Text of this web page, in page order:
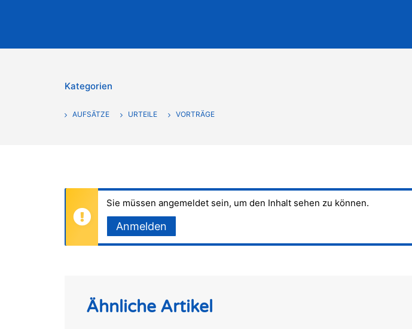
Kategorien
AUFSÄTZE URTEILE VORTRÄGE
Sie müssen angemeldet sein, um den Inhalt sehen zu können.
Anmelden
Ähnliche Artikel